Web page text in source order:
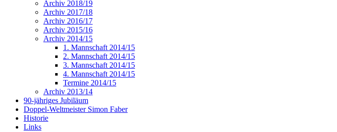
Archiv 2018/19
Archiv 2017/18
Archiv 2016/17
Archiv 2015/16
Archiv 2014/15
1. Mannschaft 2014/15
2. Mannschaft 2014/15
3. Mannschaft 2014/15
4. Mannschaft 2014/15
Termine 2014/15
Archiv 2013/14
90-jähriges Jubiläum
Doppel-Weltmeister Simon Faber
Historie
Links